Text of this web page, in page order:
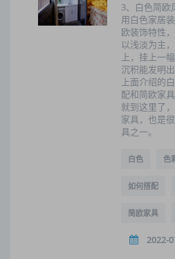
3、白色简欧
用白色家居
欧装饰特性
以浅淡为主
上，挂上一
沉积能发明
上面介绍的
配和简欧家
就到这里了
家具，也是
具之一。
白色 色
如何搭配
简欧家具
2022-